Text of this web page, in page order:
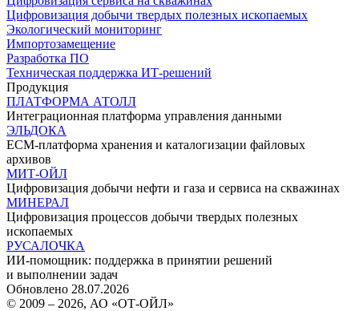
Цифровизация добычи твердых полезных ископаемых
Экологический мониторинг
Импортозамещение
Разработка ПО
Техническая поддержка ИТ-решений
Продукция
ПЛАТФОРМА АТОЛЛ
Интеграционная платформа управления данными
ЭЛЬДОКА
ECM-платформа хранения и каталогизации файловых
архивов
МИТ-ОЙЛ
Цифровизация добычи нефти и газа и сервиса на скважинах
МИНЕРАЛ
Цифровизация процессов добычи твердых полезных
ископаемых
РУСАЛОЧКА
ИИ-помощник: поддержка в принятии решений
и выполнении задач
Обновлено 28.07.2026
© 2009 – 2026, АО «ОТ-ОЙЛ»